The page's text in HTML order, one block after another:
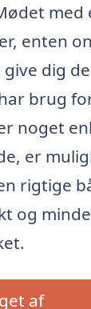
med
enten
dig
brug
noget
er
rigtige
og
af